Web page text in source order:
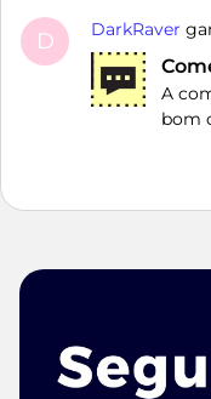
D DarkRaver
A
bom